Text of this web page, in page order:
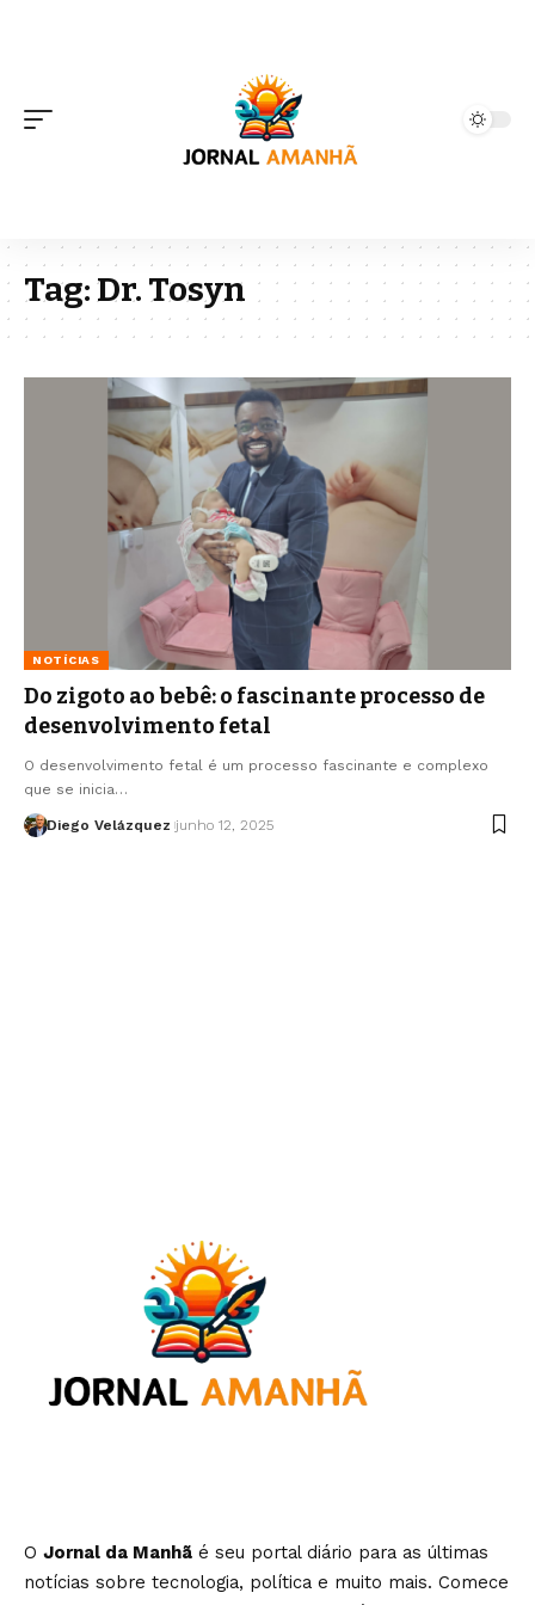
Tag:Dr. Tosyn
NOTÍCIAS
Do zigoto ao bebê: o fascinante processo de
desenvolvimento fetal
O desenvolvimento fetal é um processo fascinante e complexo
que se inicia…
Diego Velázquez junho 12, 2025
O Jornal da Manhã é seu portal diário para as últimas
notícias sobre tecnologia, política e muito mais. Comece